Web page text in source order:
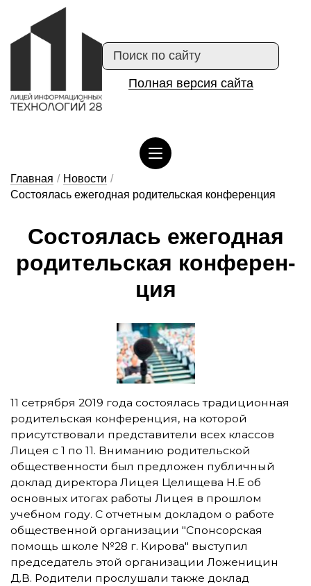
Полная версия сайта
Главная / Новости /
Состоялась ежегодная родительская конференция
Сос­то­я­лась е­же­год­ная
ро­ди­тель­ская кон­фе­рен­
ция
11 сетрября 2019 года состоялась традиционная
родительская конференция, на которой
присутствовали представители всех классов
Лицея с 1 по 11. Вниманию родительской
общественности был предложен публичный
доклад директора Лицея Целищева Н.Е об
основных итогах работы Лицея в прошлом
учебном году. С отчетным докладом о работе
общественной организации "Спонсорская
помощь школе №28 г. Кирова" выступил
председатель этой организации Ложеницин
Д.В. Родители прослушали также доклад